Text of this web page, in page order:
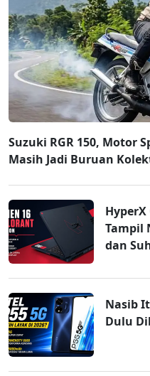
Suzuki RGR 150, Motor
Masih Jadi Buruan
Tampil
dan
Nasib
Dulu